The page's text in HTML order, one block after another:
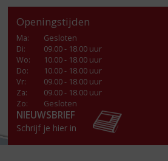
Openingstijden
Ma:
Gesloten
Di:
09.00 - 18.00 uur
Wo:
10.00 - 18.00 uur
Do:
10.00 - 18.00 uur
Vr:
09.00 - 18.00 uur
Za:
09.00 - 18.00 uur
Zo:
Gesloten
NIEUWSBRIEF
Schrijf je hier in